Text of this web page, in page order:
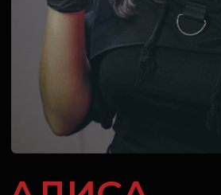
АЛИСА
СПИРИДОНОВА
Имеет художественное
Стаж: 1 год
Стоимость сеанса: 5 000р